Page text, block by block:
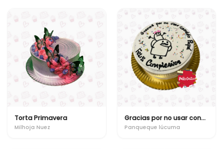
Torta Primavera
Milhoja Nuez
Gracias por no usar condon
Panqueque lúcuma